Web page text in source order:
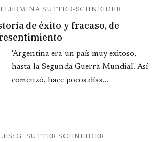
SUTTER-SCHNEIDER
de éxito y fracaso, de
'Argentina era un país muy exitoso,
hasta la Segunda Guerra Mundial'. Así
comenzó, hace pocos días...
G. SUTTER SCHNEIDER